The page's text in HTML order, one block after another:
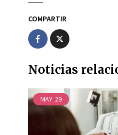
COMPARTIR
Noticias
MAY 29